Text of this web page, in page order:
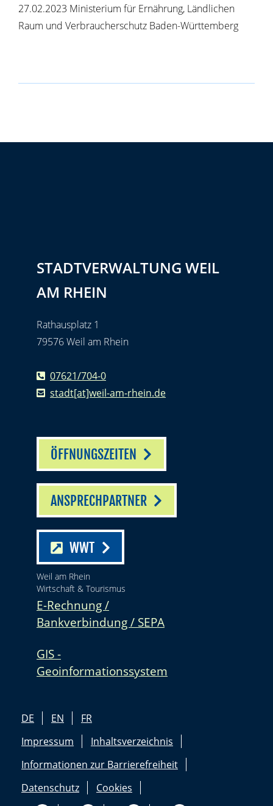
27.02.2023 Ministerium für Ernährung, Ländlichen
Raum und Verbraucherschutz Baden-Württemberg
STADTVERWALTUNG WEIL
AM RHEIN
Rathausplatz 1
79576 Weil am Rhein
07621/704-0
stadt[at]weil-am-rhein.de
ÖFFNUNGSZEITEN
ANSPRECHPARTNER
WWT
Weil am Rhein
Wirtschaft & Tourismus
E-Rechnung /
Bankverbindung / SEPA
GIS -
Geoinformationssystem
DE EN
FR
Impressum
Inhaltsverzeichnis
Informationen zur Barrierefreiheit
Datenschutz
Cookies